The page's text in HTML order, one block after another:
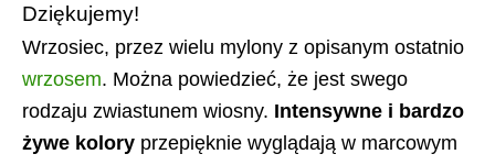
Dziękujemy!
Wrzosiec, przez wielu mylony z opisanym ostatnio
wrzosem. Można powiedzieć, że jest swego
rodzaju zwiastunem wiosny. Intensywne i bardzo
żywe kolory przepięknie wyglądają w marcowym